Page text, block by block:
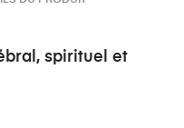
spirituel et